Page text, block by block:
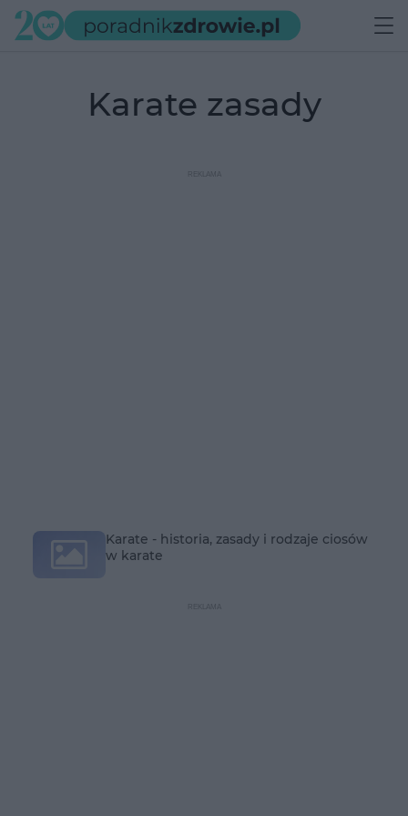
karate zasady
Karate - historia, zasady i rodzaje ciosów
w karate